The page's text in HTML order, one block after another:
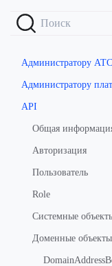
Администратору АТС
Администратору
API
Общая
Авторизация
Пользователь
Role
Системные
Доменные объекты